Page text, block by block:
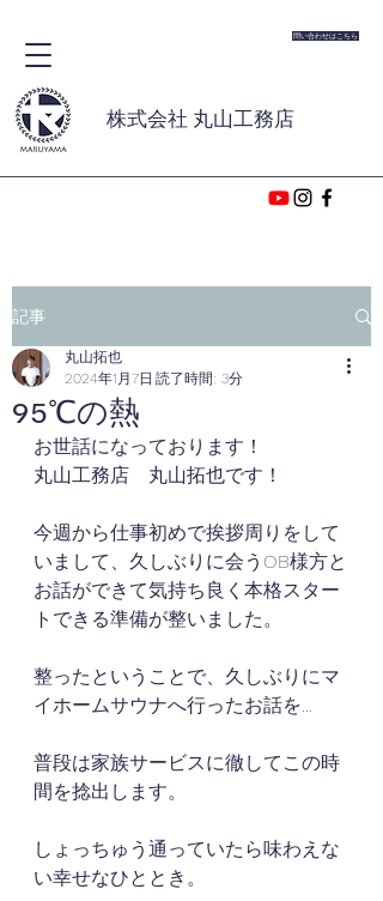
問い合わせはこちら
株式会社 丸山工務店
記事
95℃の熱
丸山拓也
2024年1月7日 読了時間: 3分
お世話になっております！
丸山工務店　丸山拓也です！
今週から仕事初めで挨拶周りをして
いまして、久しぶりに会うOB様方と
お話ができて気持ち良く本格スター
トできる準備が整いました。
整ったということで、久しぶりにマ
イホームサウナへ行ったお話を...
普段は家族サービスに徹してこの時
間を捻出します。
しょっちゅう通っていたら味わえな
い幸せなひととき。